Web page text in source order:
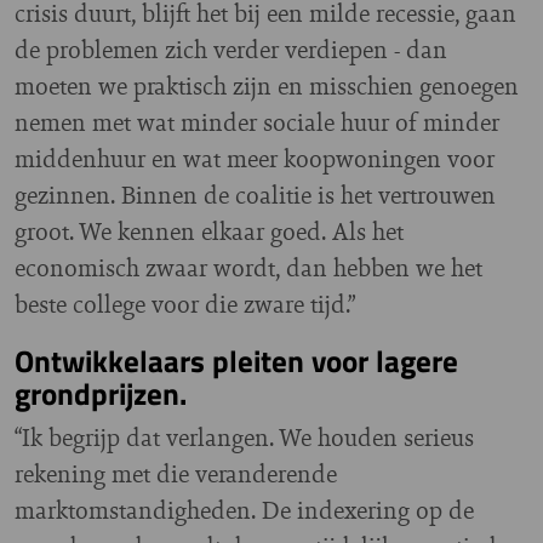
crisis duurt, blijft het bij een milde recessie, gaan
de problemen zich verder verdiepen - dan
moeten we praktisch zijn en misschien genoegen
nemen met wat minder sociale huur of minder
middenhuur en wat meer koopwoningen voor
gezinnen. Binnen de coalitie is het vertrouwen
groot. We kennen elkaar goed. Als het
economisch zwaar wordt, dan hebben we het
beste college voor die zware tijd.”
Ontwikkelaars pleiten voor lagere
grondprijzen.
“Ik begrijp dat verlangen. We houden serieus
rekening met die veranderende
marktomstandigheden. De indexering op de